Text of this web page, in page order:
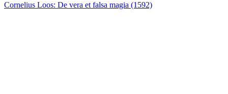
Cornelius Loos: De vera et falsa magia (1592)